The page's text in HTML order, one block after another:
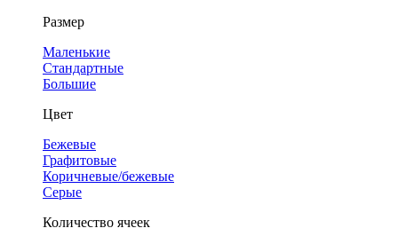
Размер
Маленькие
Стандартные
Большие
Цвет
Бежевые
Графитовые
Коричневые/бежевые
Серые
Количество ячеек